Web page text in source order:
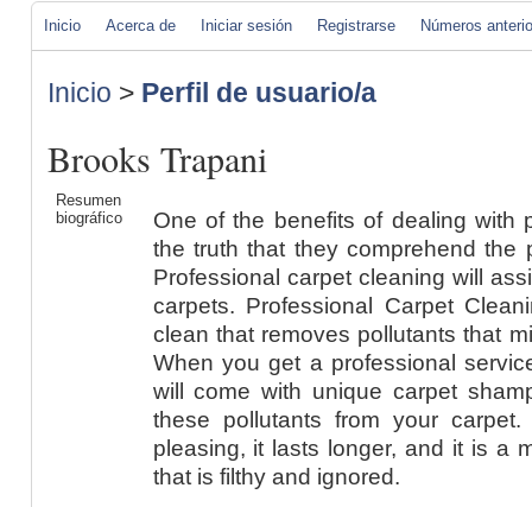
Inicio Acerca de Iniciar sesión Registrarse Números
Inicio > Perfil de usuario/a
Brooks Trapani
Resumen
biográfico
One of the benefits of dealing with
the truth that they comprehend the
Professional carpet cleaning will
carpets. Professional Carpet
clean that removes pollutants that
When you get a professional
will come with unique carpet
these pollutants from your
pleasing, it lasts longer, and it is a
that is filthy and ignored.